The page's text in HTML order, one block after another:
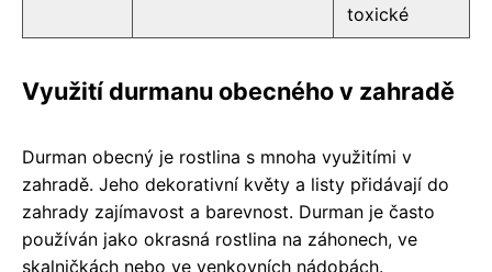
toxické
Využití durmanu obecného v zahradě
Durman obecný je rostlina s mnoha využitími v
zahradě. Jeho dekorativní květy a listy přidávají do
zahrady zajímavost a barevnost. Durman je často
používán jako okrasná rostlina na záhonech, ve
skalničkách nebo ve venkovních nádobách.